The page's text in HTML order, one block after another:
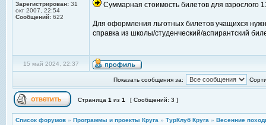
Зарегистрирован: 31
окт 2007, 22:54
Сообщений: 622
Суммарная стоимость билетов для взрослого
Для оформления льготных билетов учащихся
справка из школы/студенческий/аспирантский
15 май 2024, 22:37
Показать сообщения за:
Страница 1 из 1 [ Сообщений: 3 ]
Список форумов » Программы и проекты Круга » ТурКлуб Круга » Весенние